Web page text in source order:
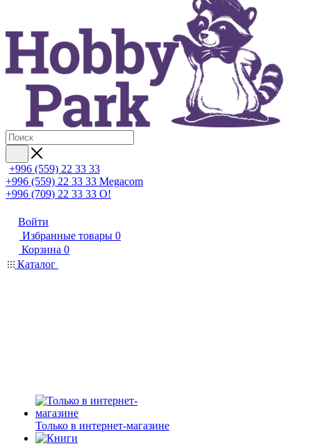
+996 (559) 22 33 33
+996 (559) 22 33 33 Megacom
+996 (709) 22 33 33 O!
Войти
Избранные товары 0
Корзина 0
Каталог
Только в интернет-магазине